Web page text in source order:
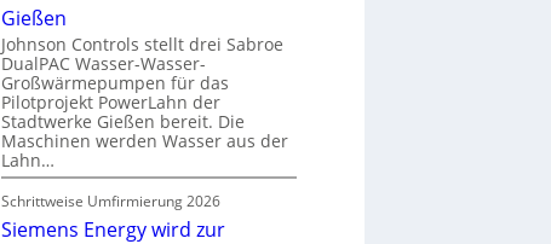
Gießen
Johnson Controls stellt drei Sabroe
DualPAC Wasser-Wasser-
Großwärmepumpen für das
Pilotprojekt PowerLahn der
Stadtwerke Gießen bereit. Die
Maschinen werden Wasser aus der
Lahn…
Schrittweise Umfirmierung 2026
Siemens Energy wird zur